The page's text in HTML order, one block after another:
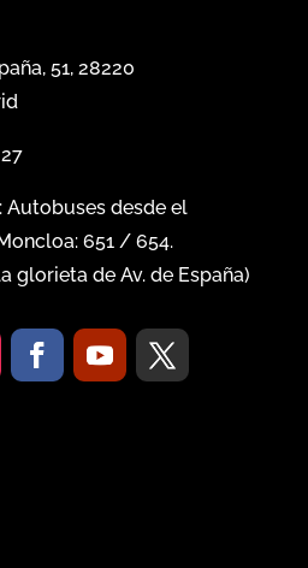
51, 28220
Autobuses desde el
651/ 654.
glorieta de Av. de España)